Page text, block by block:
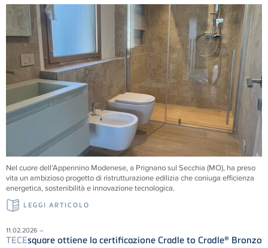
Nel cuore dell’Appennino Modenese, a Prignano sul Secchia (MO), ha preso
vita un ambizioso progetto di ristrutturazione edilizia che coniuga efficienza
energetica, sostenibilità e innovazione tecnologica.
LEGGI ARTICOLO
11.02.2026 –
TECEsquare ottiene la certificazione Cradle to Cradle® Bronzo